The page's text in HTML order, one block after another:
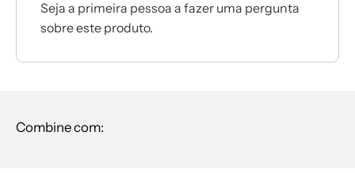
Seja a primeira pessoa a fazer uma pergunta
sobre este produto.
Combine com: